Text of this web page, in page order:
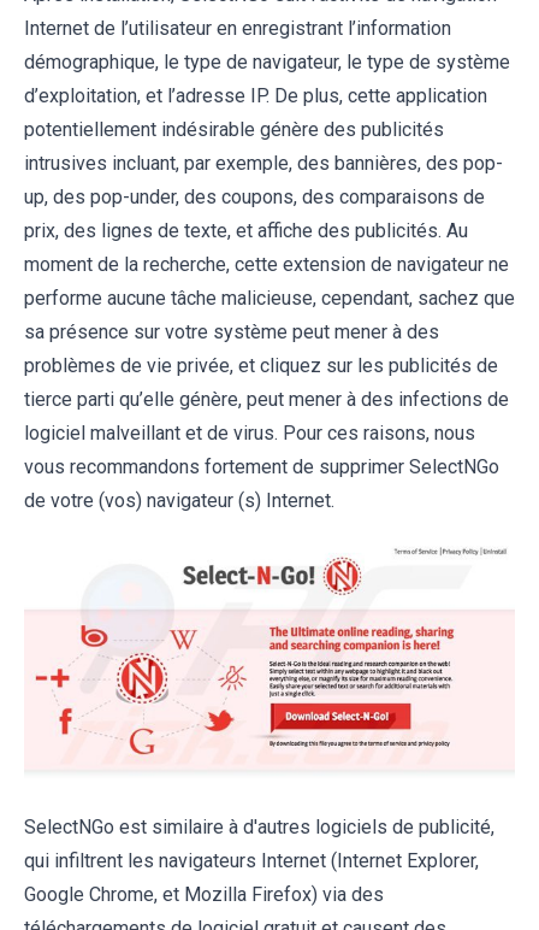
Internet de l’utilisateur en enregistrant l’information
démographique, le type de navigateur, le type de système
d’exploitation, et l’adresse IP. De plus, cette application
potentiellement indésirable génère des publicités
intrusives incluant, par exemple, des bannières, des pop-
up, des pop-under, des coupons, des comparaisons de
prix, des lignes de texte, et affiche des publicités. Au
moment de la recherche, cette extension de navigateur ne
performe aucune tâche malicieuse, cependant, sachez que
sa présence sur votre système peut mener à des
problèmes de vie privée, et cliquez sur les publicités de
tierce parti qu’elle génère, peut mener à des infections de
logiciel malveillant et de virus. Pour ces raisons, nous
vous recommandons fortement de supprimer SelectNGo
de votre (vos) navigateur (s) Internet.
SelectNGo est similaire à d'autres logiciels de publicité,
qui infiltrent les navigateurs Internet (Internet Explorer,
Google Chrome, et Mozilla Firefox) via des